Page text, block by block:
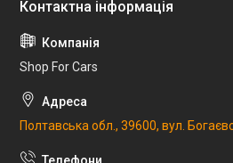
Shop For Cars
Полтавська обл., 39600, вул.